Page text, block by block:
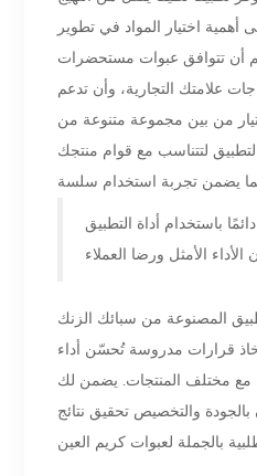
اختيار المواد في تطوير
أن تتوافق عبوات مستحضرات
علامتك التجارية، وأن تدعم
من بين مجموعة متنوعة من
لتتناسب مع قوام منتجك
باستخدام أداة التطبيق
المصنوعة من سبائك الزنك
قرارات مدروسة تُحسّن أداء
مع مختلف المنتجات. يضمن لك
والتخصيص تحقيق نتائج